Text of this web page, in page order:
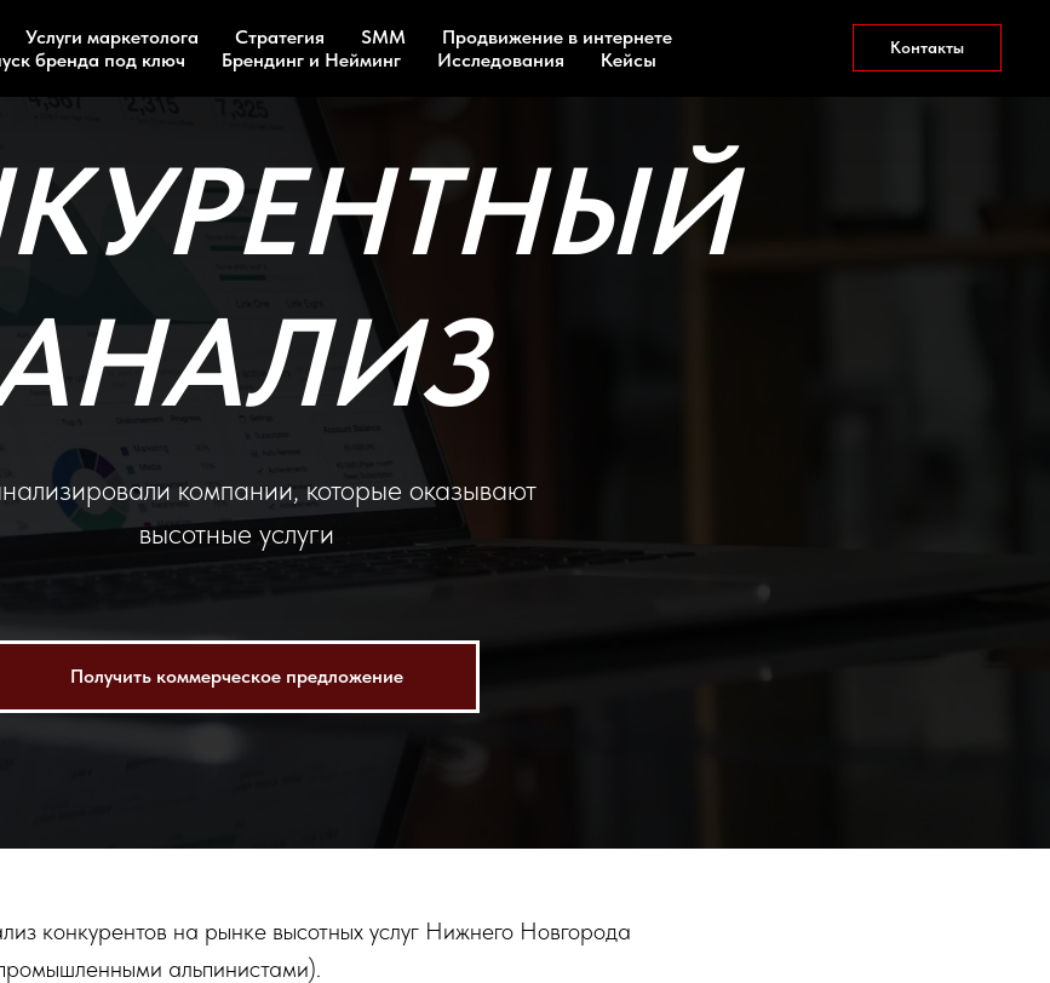
Услуги маркетолога Стратегия SMM
Продвижение в интернете
бренда под ключ
Брендинг и Нейминг Исследования Кейсы
Контакты
компании, которые оказывают
высотные услуги
Получить коммерческое предложение
конкурентов на рынке высотных услуг Нижнего Новгорода
альпинистами).